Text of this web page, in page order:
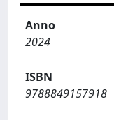
Anno
2024
ISBN
9788849157918